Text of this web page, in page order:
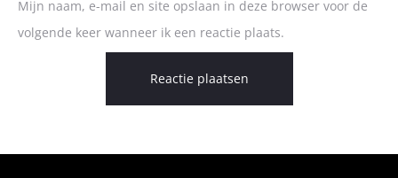
Mijn naam, e-mail en site opslaan in deze browser voor de
volgende keer wanneer ik een reactie plaats.